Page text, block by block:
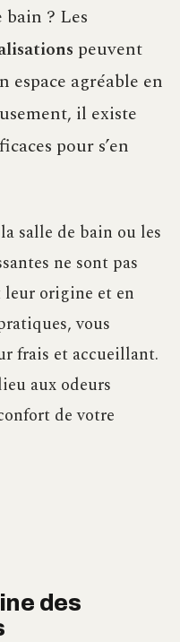
? Les
peuvent
agréable en
il existe
pour s’en
salle de bain ou les
ne sont pas
origine et en
vous
frais et accueillant.
aux odeurs
de votre
des